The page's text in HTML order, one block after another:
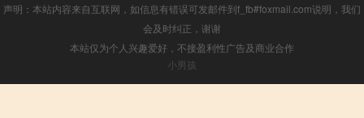
声明：本站内容来自互联网，如信息有错误可发邮件到f_fb#foxmail.com说明，我们
会及时纠正，谢谢
本站仅为个人兴趣爱好，不接盈利性广告及商业合作
小男孩